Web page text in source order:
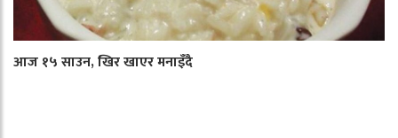
आज १५ साउन, खिर खाएर मनाइँदै